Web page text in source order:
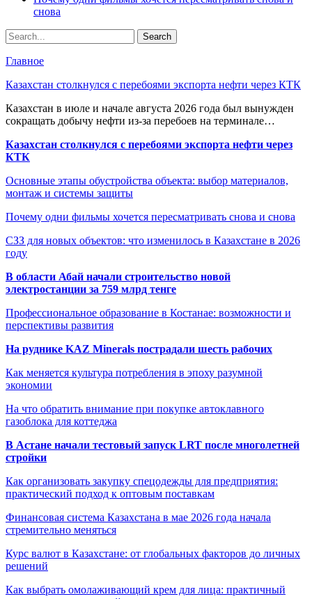
снова
Главное
Казахстан столкнулся с перебоями экспорта нефти через КТК
Казахстан в июле и начале августа 2026 года был вынужден
сокращать добычу нефти из-за перебоев на терминале…
Казахстан столкнулся с перебоями экспорта нефти через
КТК
Основные этапы обустройства объекта: выбор материалов,
монтаж и системы защиты
Почему одни фильмы хочется пересматривать снова и снова
СЗЗ для новых объектов: что изменилось в Казахстане в 2026
году
В области Абай начали строительство новой
электростанции за 759 млрд тенге
Профессиональное образование в Костанае: возможности и
перспективы развития
На руднике KAZ Minerals пострадали шесть рабочих
Как меняется культура потребления в эпоху разумной
экономии
На что обратить внимание при покупке автоклавного
газоблока для коттеджа
В Астане начали тестовый запуск LRT после многолетней
стройки
Как организовать закупку спецодежды для предприятия:
практический подход к оптовым поставкам
Финансовая система Казахстана в мае 2026 года начала
стремительно меняться
Курс валют в Казахстане: от глобальных факторов до личных
решений
Как выбрать омолаживающий крем для лица: практичный